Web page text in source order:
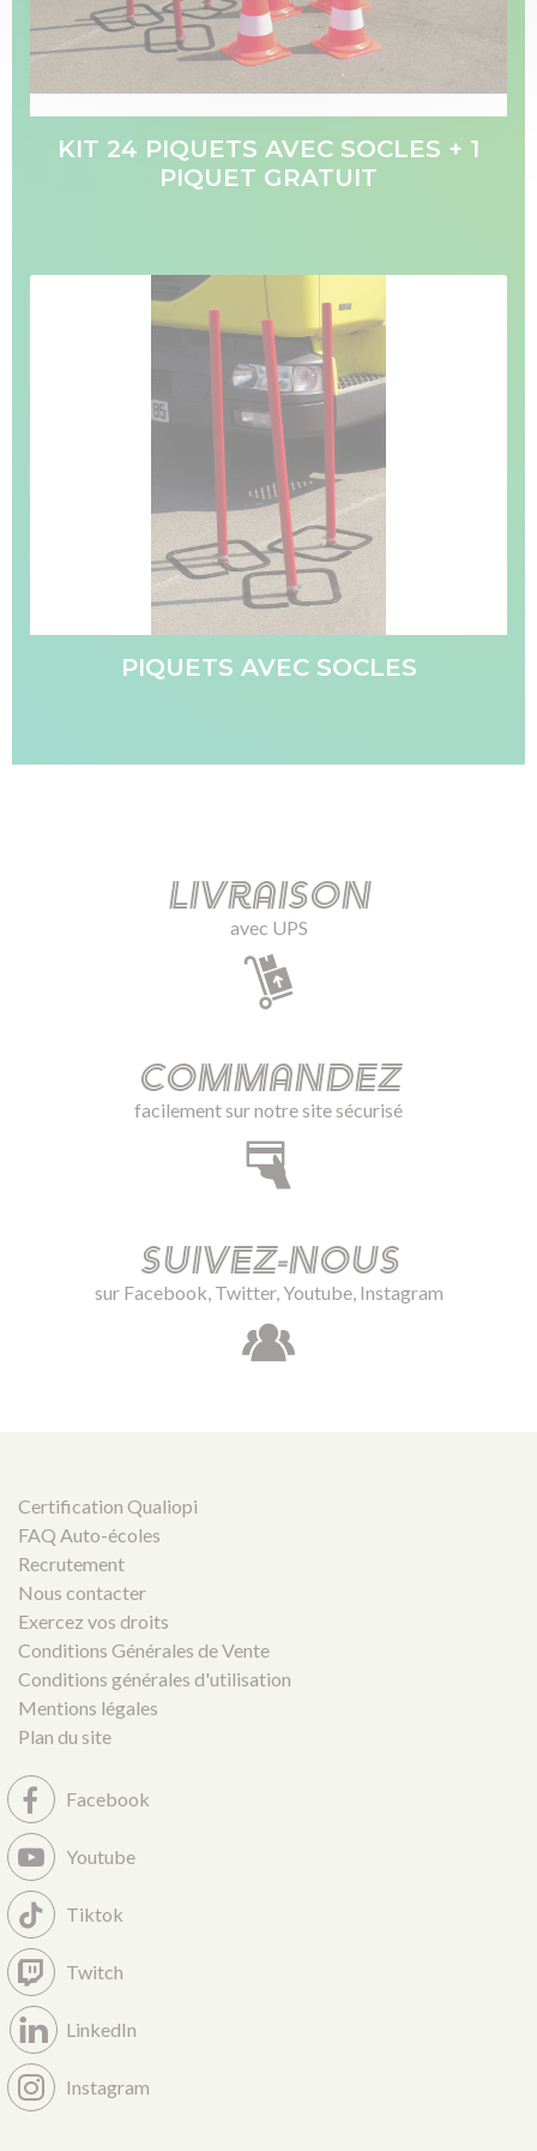
KIT 24 PIQUETS AVEC SOCLES + 1
PIQUET GRATUIT
PIQUETS AVEC SOCLES
Livraison
avec UPS
Commandez
facilement sur notre site sécurisé
Suivez-nous
sur Facebook, Twitter, Youtube, Instagram
Certification Qualiopi
FAQ Auto-écoles
Recrutement
Nous contacter
Exercez vos droits
Conditions Générales de Vente
Conditions générales d'utilisation
Mentions légales
Plan du site
Facebook
Youtube
Tiktok
Twitch
LinkedIn
Instagram